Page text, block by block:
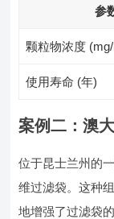
参
颗粒物浓度 (mg/
使用寿命 (年)
案例二：澳
位于昆士兰州的
维过滤袋。这种
地增强了过滤袋